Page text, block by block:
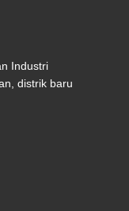
Industri
distrik baru